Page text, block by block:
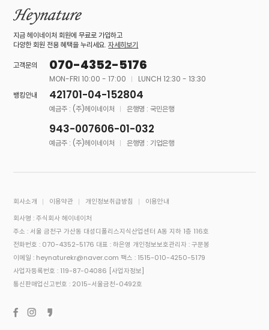
지금 헤이네이처 회원에 무료로 가입하고
다양한 회원 전용 혜택을 누리세요.자세히보기
고객문의
070-4352-5176
MON-FRI 10:00 - 17:00
LUNCH 12:30 - 13:30
뱅킹안내
421701-04-152804
예금주 : (주)헤이네이처 은행명 : 국민은행
943-007606-01-032
예금주 : (주)헤이네이처 은행명 : 기업은행
회사소개 이용약관 개인정보취급방침
이용안내
회사명 : 주식회사 헤이네이처
주소 : 서울 금천구 가산동 대성디폴리스지식산업센터 A동 지하 1층 116호
전화번호 : 070-4352-5176 대표 : 하은영 개인정보보호관리자 : 구문봉
이메일 : heynaturekr@naver.com 팩스 : 1515-010-4250-5179
사업자등록번호 : 119-87-04086 [사업자정보]
통신판매업신고번호 : 2015-서울금천-0492호